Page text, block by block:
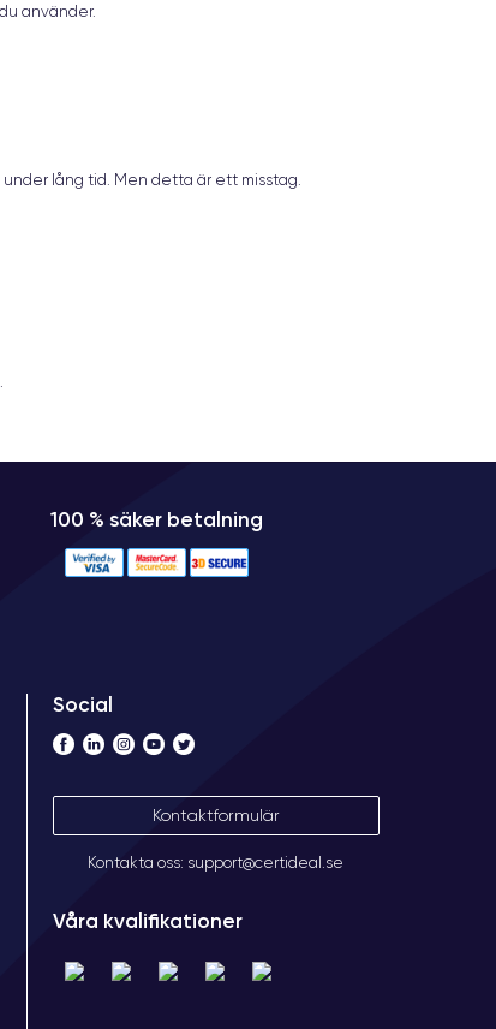
använder.
lång tid. Men detta är ett misstag.
100 % säker betalning
Social
Kontaktformulär
Kontakta oss: support@certideal.se
Våra kvalifikationer